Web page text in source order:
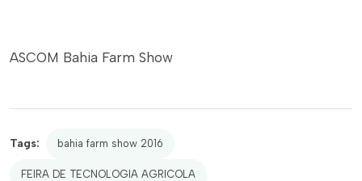
ASCOM Bahia Farm Show
Tags: bahia farm show 2016
FEIRA DE TECNOLOGIA AGRICOLA